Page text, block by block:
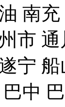
南
市
宁
中